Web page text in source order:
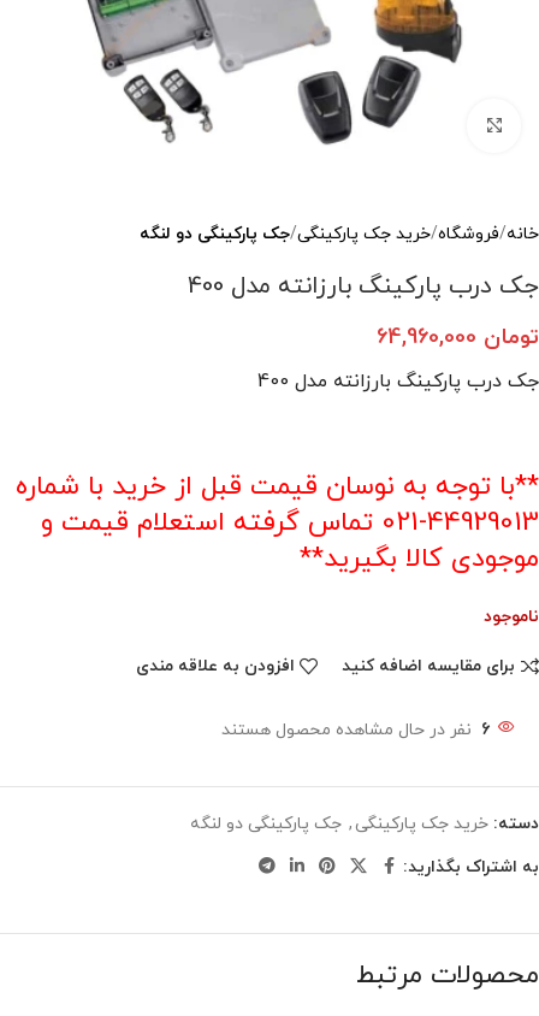
بزرگنمایی تصویر
خانه فروشگاه خرید جک‌ پارکینگی جک پارکینگی دو لنگه
جک درب پارکینگ بارزانته مدل 400
تومان
جک درب پارکینگ بارزانته مدل 400
**با توجه به نوسان قیمت قبل از خرید با شماره
44929013-021 تماس گرفته استعلام قیمت و
موجودی کالا بگیرید**
ناموجود
برای مقایسه اضافه کنید افزودن به علاقه مندی
6 نفر در حال مشاهده محصول هستند
دسته: خرید جک‌ پارکینگی , جک پارکینگی دو لنگه
به اشتراک بگذارید:
محصولات مرتبط